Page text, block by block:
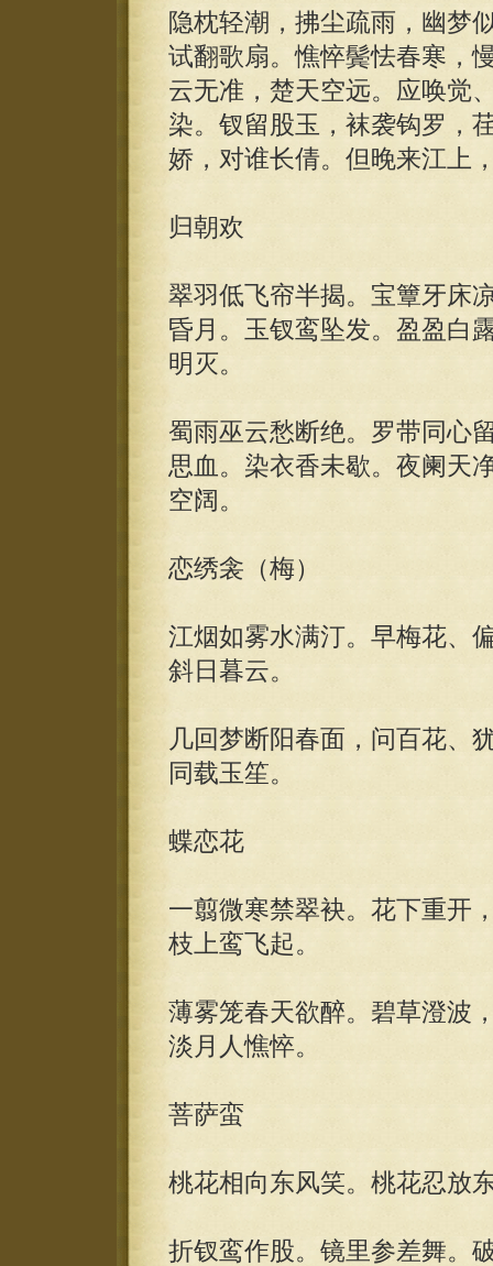
隐枕轻潮，拂尘疏雨，幽梦
试翻歌扇。憔悴鬓怯春寒，
云无准，楚天空远。应唤觉
染。钗留股玉，袜袭钩罗，
娇，对谁长倩。但晚来江上
归朝欢
翠羽低飞帘半揭。宝簟牙床
昏月。玉钗鸾坠发。盈盈白
明灭。
蜀雨巫云愁断绝。罗带同心
思血。染衣香未歇。夜阑天
空阔。
恋绣衾（梅）
江烟如雾水满汀。早梅花、
斜日暮云。
几回梦断阳春面，问百花、
同载玉笙。
蝶恋花
一翦微寒禁翠袂。花下重开
枝上鸾飞起。
薄雾笼春天欲醉。碧草澄波
淡月人憔悴。
菩萨蛮
桃花相向东风笑。桃花忍放
折钗鸾作股。镜里参差舞。